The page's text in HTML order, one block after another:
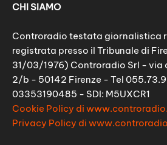
CHI SIAMO
Controradio testata giornalistica
registrata presso il Tribunale di
31/03/1976) Controradio Srl - via
2/b - 50142 Firenze - Tel
03353190485 - SDI: M5UXCR1
Cookie Policy di
Privacy Policy di